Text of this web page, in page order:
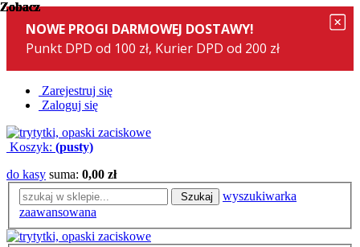
Zarejestruj się
Zaloguj się
Koszyk: (pusty)
do kasy suma: 0,00 zł
Szukaj
wyszukiwarka
zaawansowana
Zobacz
Zobacz
Zobacz
Zobacz
Zobacz